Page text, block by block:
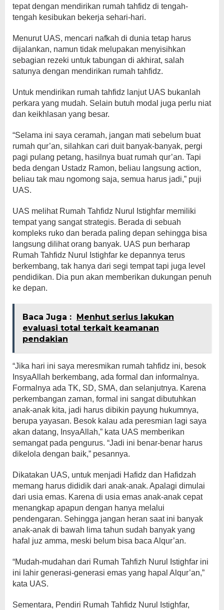
tepat dengan mendirikan rumah tahfidz di tengah-
tengah kesibukan bekerja sehari-hari.
Menurut UAS, mencari nafkah di dunia tetap harus
dijalankan, namun tidak melupakan menyisihkan
sebagian rezeki untuk tabungan di akhirat, salah
satunya dengan mendirikan rumah tahfidz.
Untuk mendirikan rumah tahfidz lanjut UAS bukanlah
perkara yang mudah. Selain butuh modal juga perlu niat
dan keikhlasan yang besar.
“Selama ini saya ceramah, jangan mati sebelum buat
rumah qur’an, silahkan cari duit banyak-banyak, pergi
pagi pulang petang, hasilnya buat rumah qur’an. Tapi
beda dengan Ustadz Ramon, beliau langsung action,
beliau tak mau ngomong saja, semua harus jadi,” puji
UAS.
UAS melihat Rumah Tahfidz Nurul Istighfar memiliki
tempat yang sangat strategis. Berada di sebuah
kompleks ruko dan berada paling depan sehingga bisa
langsung dilihat orang banyak. UAS pun berharap
Rumah Tahfidz Nurul Istighfar ke depannya terus
berkembang, tak hanya dari segi tempat tapi juga level
pendidikan. Dia pun akan memberikan dukungan penuh
ke depan.
Baca Juga : Menhut serius lakukan
evaluasi total terkait keamanan
pendakian
“Jika hari ini saya meresmikan rumah tahfidz ini, besok
InsyaAllah berkembang, ada formal dan informalnya.
Formalnya ada TK, SD, SMA, dan selanjutnya. Karena
perkembangan zaman, formal ini sangat dibutuhkan
anak-anak kita, jadi harus dibikin payung hukumnya,
berupa yayasan. Besok kalau ada peresmian lagi saya
akan datang, InsyaAllah,” kata UAS memberikan
semangat pada pengurus. “Jadi ini benar-benar harus
dikelola dengan baik,” pesannya.
Dikatakan UAS, untuk menjadi Hafidz dan Hafidzah
memang harus dididik dari anak-anak. Apalagi dimulai
dari usia emas. Karena di usia emas anak-anak cepat
menangkap apapun dengan hanya melalui
pendengaran. Sehingga jangan heran saat ini banyak
anak-anak di bawah lima tahun sudah banyak yang
hafal juz amma, meski belum bisa baca Alqur’an.
“Mudah-mudahan dari Rumah Tahfizh Nurul Istighfar ini
ini lahir generasi-generasi emas yang hapal Alqur’an,”
kata UAS.
Sementara, Pendiri Rumah Tahfidz Nurul Istighfar,